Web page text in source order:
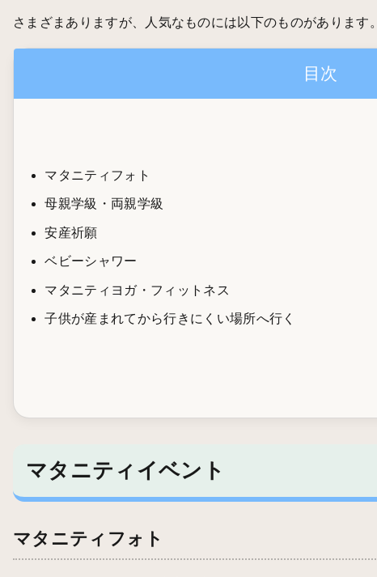
さまざまありますが、人気なものには以下のものがあります。
目次
マタニティフォト
母親学級・両親学級
安産祈願
ベビーシャワー
マタニティヨガ・フィットネス
子供が産まれてから行きにくい場所へ行く
マタニティイベント
マタニティフォト